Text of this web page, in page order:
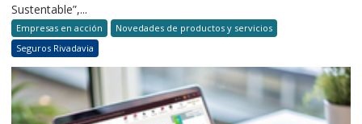
Sustentable”,...
Empresas en acción
Novedades de productos y servicios
Seguros Rivadavia